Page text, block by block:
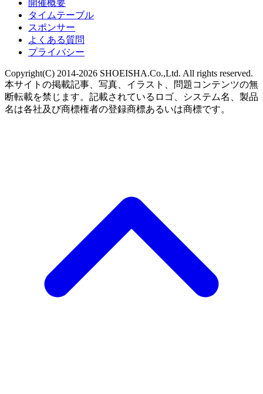
開催概要
タイムテーブル
スポンサー
よくある質問
プライバシー
Copyright(C) 2014-2026 SHOEISHA.Co.,Ltd. All rights reserved.
本サイトの掲載記事、写真、イラスト、問題コンテンツの無
断転載を禁じます。記載されているロゴ、システム名、製品
名は各社及び商標権者の登録商標あるいは商標です。